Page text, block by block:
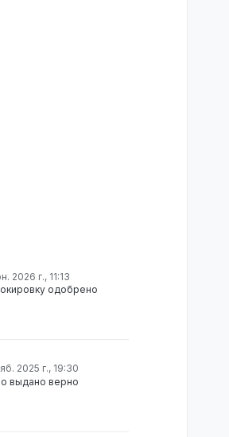
2026 г., 11:13
одобрено
2025 г., 19:30
выдано верно